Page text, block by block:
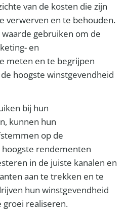
van de kosten die zijn
verwerven en te behouden.
gebruiken om de
en
meten en te begrijpen
hoogste winstgevendheid
bij hun
kunnen hun
op de
rendementen
in de juiste kanalen en
aan te trekken en te
hun winstgevendheid
groei realiseren.